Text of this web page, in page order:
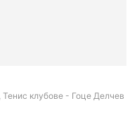
Тенис клубове - Гоце Делчев